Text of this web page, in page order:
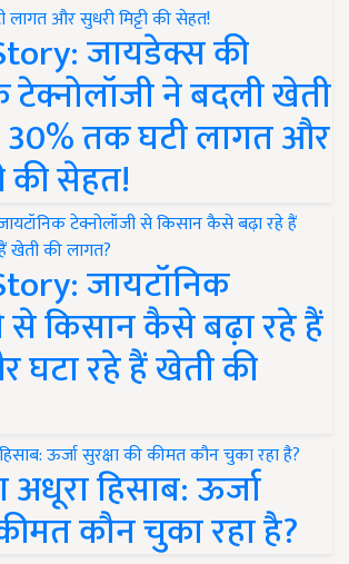
जायडेक्स की
टेक्नोलॉजी ने बदली खेती
30% तक घटी लागत और
की सेहत!
जायटॉनिक
से किसान कैसे बढ़ा रहे हैं
घटा रहे हैं खेती की
हिसाब: ऊर्जा
कौन चुका रहा है?